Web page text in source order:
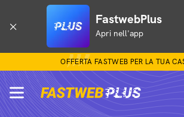
FastwebPlus
Apri nell'app
OFFERTA FASTWEB PER LA TUA